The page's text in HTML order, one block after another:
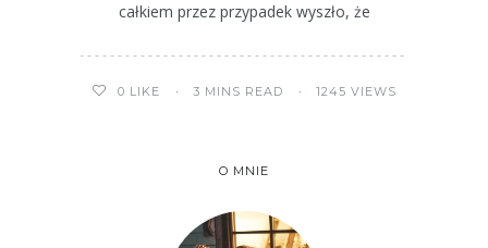
całkiem przez przypadek wyszło, że
0 LIKE 3 MINS READ 1245 VIEWS
O MNIE